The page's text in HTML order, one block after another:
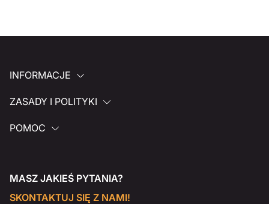
INFORMACJE
ZASADY I POLITYKI
POMOC
MASZ JAKIEŚ PYTANIA?
SKONTAKTUJ SIĘ Z NAMI!